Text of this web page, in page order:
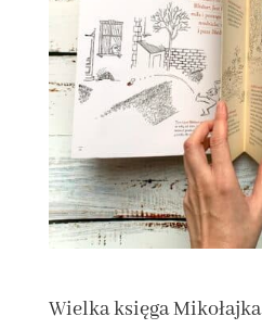
Wielka księga Mikołajka